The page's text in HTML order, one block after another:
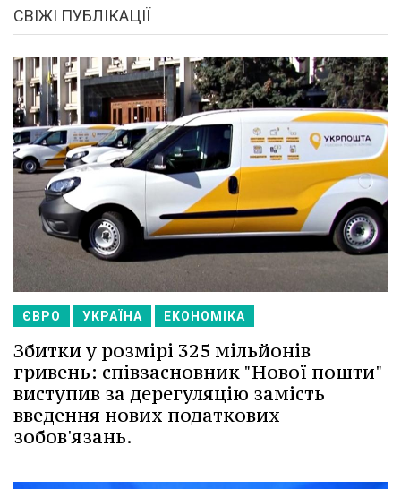
СВІЖІ ПУБЛІКАЦІЇ
ЄВРО УКРАЇНА ЕКОНОМІКА
Збитки у розмірі 325 мільйонів
гривень: співзасновник "Нової пошти"
виступив за дерегуляцію замість
введення нових податкових
зобов'язань.